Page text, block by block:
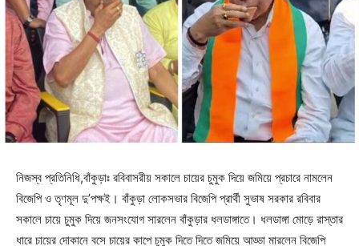
নিজস্ব প্রতিনিধি,বাঁকুড়াঃ রবিবাসরীয় সকালে চায়ের চুমুক দিয়ে জমিয়ে প্রচারে নামলেন
বিজেপি ও তৃণমূল দু’পক্ষই। বাঁকুড়া লোকসভার বিজেপি প্রার্থী সুভাষ সরকার রবিবার
সকালে চায়ে চুমুক দিয়ে জনসংযোগ সারলেন বাঁকুড়ার ধলডাঙ্গাতে। ধলডাঙ্গা মোড়ে রাস্তার
ধারে চায়ের দোকানে বসে চায়ের কাপে চুমুক দিতে দিতে জমিয়ে আড্ডা মারলেন বিজেপি